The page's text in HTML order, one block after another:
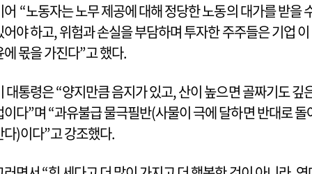
어 “노동자는 노무 제공에 대해 정당한 노동의 대가를 받을
어야 하고, 위험과 손실을 부담하며 투자한 주주들은 기업 이
에 몫을 가진다”고 했다.
대통령은 “양지만큼 음지가 있고, 산이 높으면 골짜기도 깊
이다”며 “과유불급 물극필반(사물이 극에 달하면 반대로 돌
다)이다”고 강조했다.